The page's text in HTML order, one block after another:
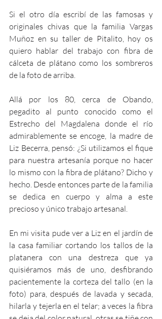
Si el otro día escribí de las famosas y
originales chivas que la familia Vargas
Muñoz en su taller de Pitalito, hoy os
quiero hablar del trabajo con fibra de
cálceta de plátano como los sombreros
de la foto de arriba.
Allá por los 80, cerca de Obando,
pegadito al punto conocido como el
Estrecho del Magdalena donde el río
admirablemente se encoge, la madre de
Liz Becerra, pensó: ¿Si utilizamos el fique
para nuestra artesanía porque no hacer
lo mismo con la fibra de plátano? Dicho y
hecho. Desde entonces parte de la familia
se dedica en cuerpo y alma a este
precioso y único trabajo artesanal.
En mi visita pude ver a Liz en el jardín de
la casa familiar cortando los tallos de la
platanera con una destreza que ya
quisiéramos más de uno, desfibrando
pacientemente la corteza del tallo (en la
foto) para, después de lavada y secada,
hilarla y tejerla en el telar; a veces la fibra